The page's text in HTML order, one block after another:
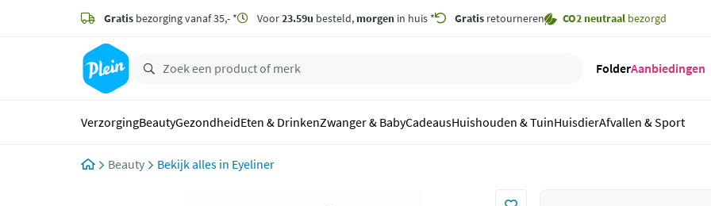
zoeken
hoofdinhoud
Gratis bezorging vanaf 35,- * Voor23.59u besteld, morgen in huis * Gratis retourneren CO2 neutraal bezorgd
FolderAanbiedingen
VerzorgingBeautyGezondheidEten & DrinkenZwanger & BabyCadeausHuishouden & TuinHuisdierAfvallen & Sport
Beauty Eyeliner